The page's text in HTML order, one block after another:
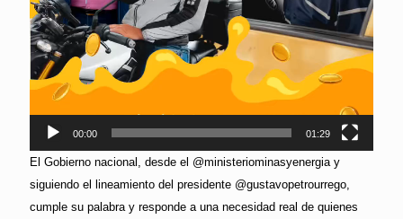
00:00 01:29
El Gobierno nacional, desde el @ministeriominasyenergia y
siguiendo el lineamiento del presidente @gustavopetrourrego,
cumple su palabra y responde a una necesidad real de quienes